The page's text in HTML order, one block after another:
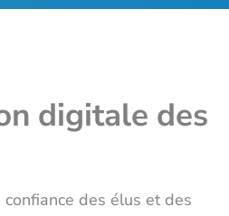
digitale des
des élus et des